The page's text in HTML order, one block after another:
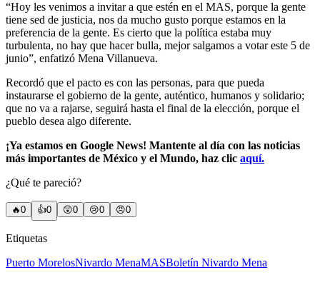
“Hoy les venimos a invitar a que estén en el MAS, porque la gente
tiene sed de justicia, nos da mucho gusto porque estamos en la
preferencia de la gente. Es cierto que la política estaba muy
turbulenta, no hay que hacer bulla, mejor salgamos a votar este 5 de
junio”, enfatizó Mena Villanueva.
Recordó que el pacto es con las personas, para que pueda
instaurarse el gobierno de la gente, auténtico, humanos y solidario;
que no va a rajarse, seguirá hasta el final de la elección, porque el
pueblo desea algo diferente.
¡Ya estamos en Google News! Mantente al día con las noticias
más importantes de México y el Mundo, haz clic aquí.
¿Qué te pareció?
🔥0 👍0 😲0 😢0 😠0
Etiquetas
Puerto MorelosNivardo MenaMASBoletín Nivardo Mena